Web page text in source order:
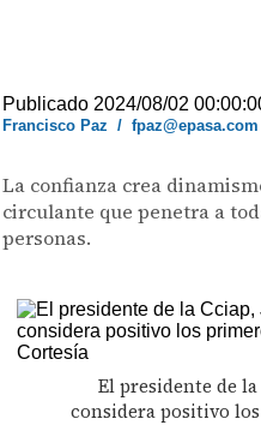
Publicado 2024/08/02
Francisco Paz /fpaz@epasa.com
La confianza crea
circulante que penetra a
personas.
El presidente de
considera positivo